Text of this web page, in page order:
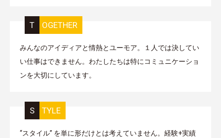
TOGETHER
みんなのアイディアと情熱とユーモア。１人では決してい
い仕事はできません。わたしたちは特にコミュニケーショ
ンを大切にしています。
STYLE
“スタイル” を単に形だけとは考えていません。経験+実績